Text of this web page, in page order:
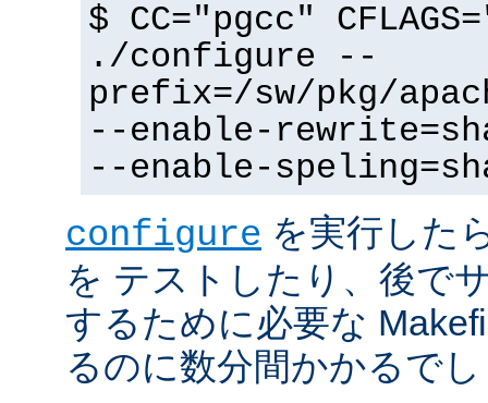
$ CC="pgcc"
./configure --
prefix=/sw/pkg/
--enable-
--enable-
configure を実行した
を テストしたり、後で
するために必要な
るのに数分間かかるで